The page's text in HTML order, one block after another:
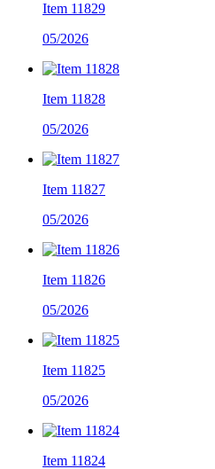
Item 11829
05/2026
Item 11828
05/2026
Item 11827
05/2026
Item 11826
05/2026
Item 11825
05/2026
Item 11824